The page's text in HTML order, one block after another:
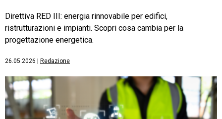
Direttiva RED III: energia rinnovabile per edifici,
ristrutturazioni e impianti. Scopri cosa cambia per la
progettazione energetica.
26.05.2026 Redazione